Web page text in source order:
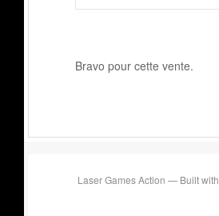
Bravo pour cette vente.
Laser Games Action — Built with